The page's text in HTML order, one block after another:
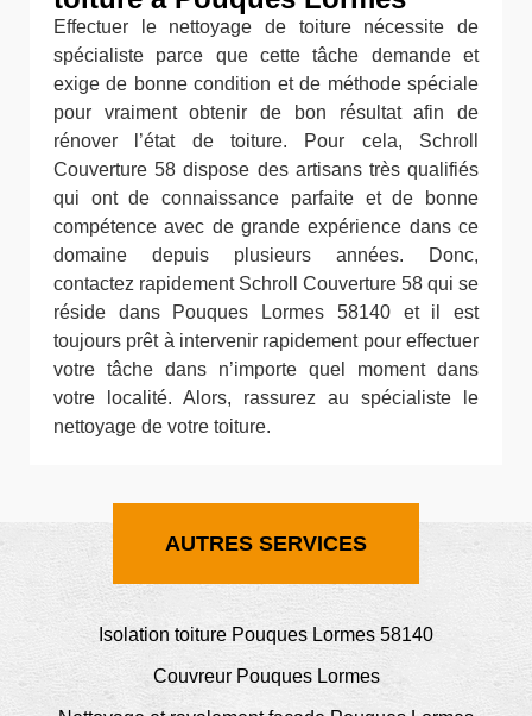
Effectuer le nettoyage de toiture nécessite de
spécialiste parce que cette tâche demande et
exige de bonne condition et de méthode spéciale
pour vraiment obtenir de bon résultat afin de
rénover l’état de toiture. Pour cela, Schroll
Couverture 58 dispose des artisans très qualifiés
qui ont de connaissance parfaite et de bonne
compétence avec de grande expérience dans ce
domaine depuis plusieurs années. Donc,
contactez rapidement Schroll Couverture 58 qui se
réside dans Pouques Lormes 58140 et il est
toujours prêt à intervenir rapidement pour effectuer
votre tâche dans n’importe quel moment dans
votre localité. Alors, rassurez au spécialiste le
nettoyage de votre toiture.
AUTRES SERVICES
Isolation toiture Pouques Lormes 58140
Couvreur Pouques Lormes